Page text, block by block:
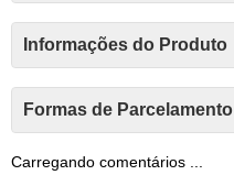
Informações do Produto
Formas de Parcelamento
Carregando comentários ...